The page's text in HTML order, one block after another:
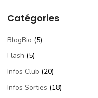
Catégories
BlogBio (5)
Flash (5)
Infos Club (20)
Infos Sorties (18)